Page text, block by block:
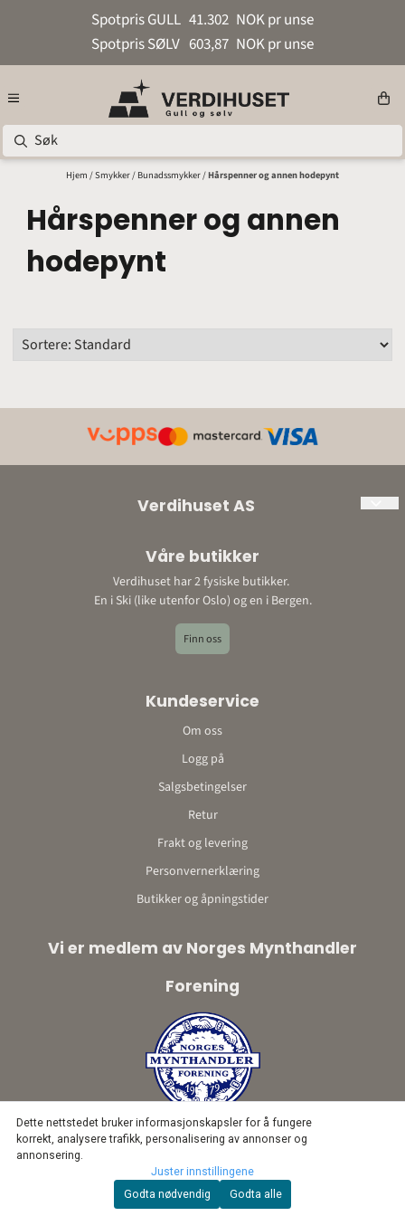
Spotpris GULL 41.302 NOK pr unse
Spotpris SØLV 603,87 NOK pr unse
Hjem /Smykker/ Bunadssmykker/Hårspenner og annen hodepynt
Hårspenner og annen
hodepynt
Verdihuset AS
Adresse:
Ski: Bråtenveien 3, 1423 Ski
Bergen: Storetveitvegen 22, 5067 Bergen
E-post: post@verdihuset.no
Kontonummer: 9052 10 96348o
Våre butikker
Verdihuset har 2 fysiske butikker.
En i Ski (like utenfor Oslo) og en i Bergen.
Finn oss
Kundeservice
Om oss
Logg på
Salgsbetingelser
Retur
Frakt og levering
Personvernerklæring
Butikker og åpningstider
Vi er medlem av Norges Mynthandler
Forening
Dette nettstedet bruker informasjonskapsler for å fungere
korrekt, analysere trafikk, personalisering av annonser og
annonsering.
Juster innstillingene
Godta nødvendig
Godta alle